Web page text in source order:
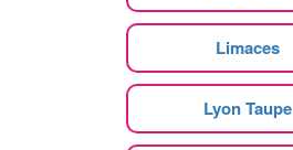
Limaces
Lyon Taupe